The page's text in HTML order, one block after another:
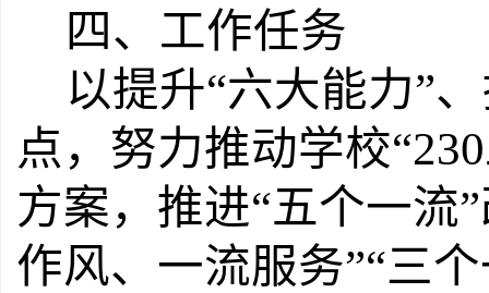
四、工作任务
以提升“六大能力”
点，努力推动学校“230
方案，推进“五个一流”
作风、一流服务”“三